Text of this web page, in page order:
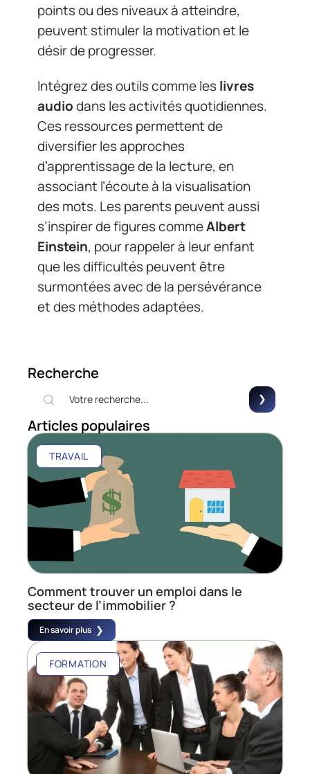
points ou des niveaux à atteindre,
peuvent stimuler la motivation et le
désir de progresser.
Intégrez des outils comme leslivres
audiodans les activités quotidiennes.
Ces ressources permettent de
diversifier les approches
d’apprentissage de la lecture, en
associant l’écoute à la visualisation
des mots. Les parents peuvent aussi
s’inspirer de figures commeAlbert
Einstein, pour rappeler à leur enfant
que les difficultés peuvent être
surmontées avec de la persévérance
et des méthodes adaptées.
Recherche
Articles populaires
TRAVAIL
Comment trouver un emploi dans le
secteur de l’immobilier ?
En savoir plus
FORMATION